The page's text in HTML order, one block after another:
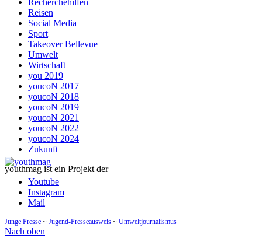
Recherchehilfen
Reisen
Social Media
Sport
Takeover Bellevue
Umwelt
Wirtschaft
you 2019
youcoN 2017
youcoN 2018
youcoN 2019
youcoN 2021
youcoN 2022
youcoN 2024
Zukunft
youthmag ist ein Projekt der
Youtube
Instagram
Mail
Junge Presse ~ Jugend-Presseausweis ~ Umweltjournalismus
Nach oben